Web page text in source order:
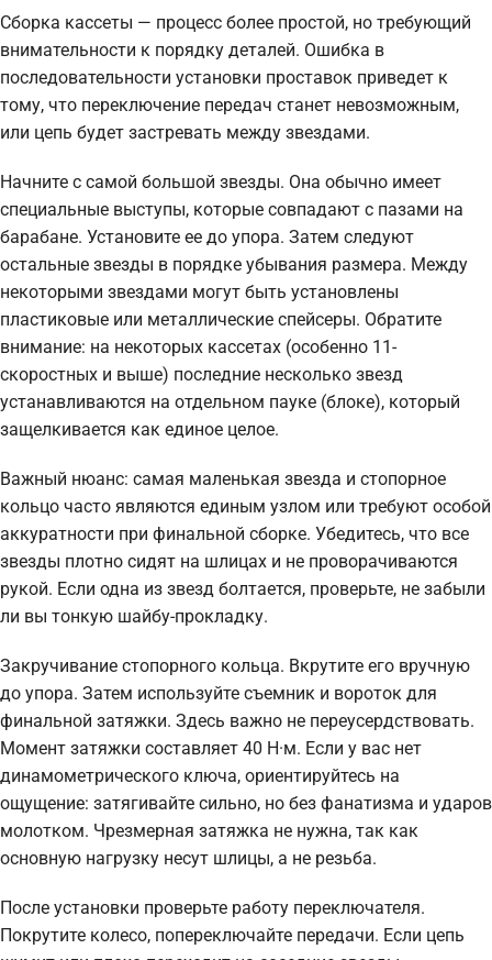
Сборка кассеты — процесс более простой, но требующий
внимательности к порядку деталей. Ошибка в
последовательности установки проставок приведет к
тому, что переключение передач станет невозможным,
или цепь будет застревать между звездами.
Начните с самой большой звезды. Она обычно имеет
специальные выступы, которые совпадают с пазами на
барабане. Установите ее до упора. Затем следуют
остальные звезды в порядке убывания размера. Между
некоторыми звездами могут быть установлены
пластиковые или металлические спейсеры. Обратите
внимание: на некоторых кассетах (особенно 11-
скоростных и выше) последние несколько звезд
устанавливаются на отдельном пауке (блоке), который
защелкивается как единое целое.
Важный нюанс: самая маленькая звезда и стопорное
кольцо часто являются единым узлом или требуют особой
аккуратности при финальной сборке. Убедитесь, что все
звезды плотно сидят на шлицах и не проворачиваются
рукой. Если одна из звезд болтается, проверьте, не забыли
ли вы тонкую шайбу-прокладку.
Закручивание стопорного кольца. Вкрутите его вручную
до упора. Затем используйте съемник и вороток для
финальной затяжки. Здесь важно не переусердствовать.
Момент затяжки составляет 40 Н·м. Если у вас нет
динамометрического ключа, ориентируйтесь на
ощущение: затягивайте сильно, но без фанатизма и ударов
молотком. Чрезмерная затяжка не нужна, так как
основную нагрузку несут шлицы, а не резьба.
После установки проверьте работу переключателя.
Покрутите колесо, попереключайте передачи. Если цепь